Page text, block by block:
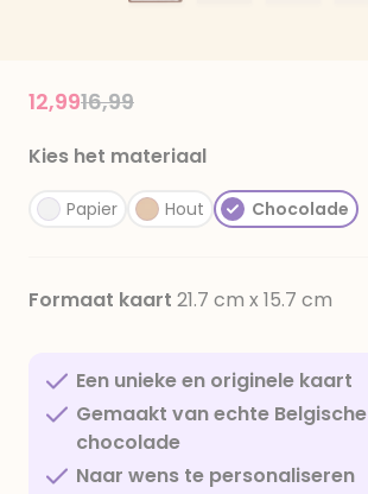
Price reduced from
16,99to
12,99
Kies het materiaal
Papier Hout Chocolade
Formaat kaart 21.7 cm x 15.7 cm
Een unieke en originele kaart
Gemaakt van echte Belgische
chocolade
Naar wens te personaliseren